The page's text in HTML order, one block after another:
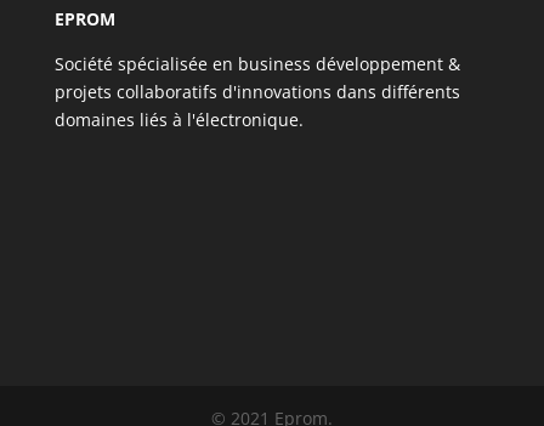
EPROM
Société spécialisée en business développement &
projets collaboratifs d'innovations dans différents
domaines liés à l'électronique.
© 2021 Eprom.